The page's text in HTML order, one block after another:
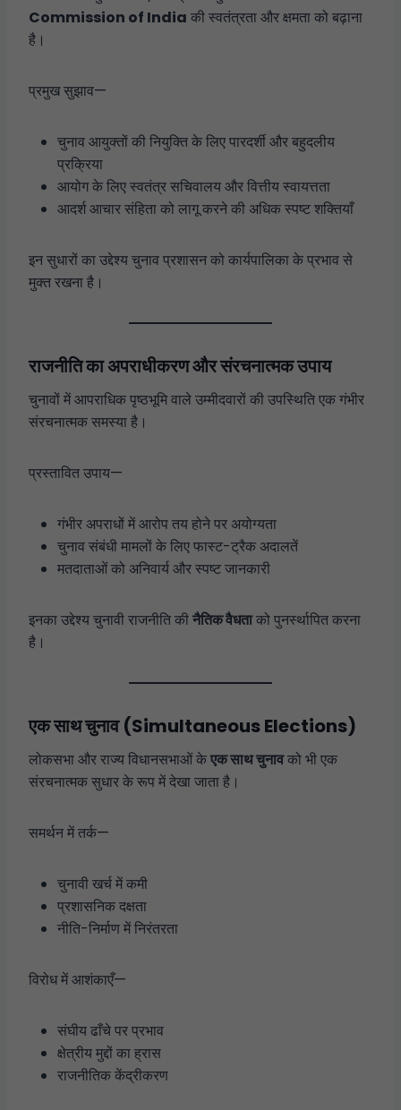
Commission of India की स्वतंत्रता और क्षमता को बढ़ाना
है।
प्रमुख सुझाव—
चुनाव आयुक्तों की नियुक्ति के लिए पारदर्शी और बहुदलीय
प्रक्रिया
आयोग के लिए स्वतंत्र सचिवालय और वित्तीय स्वायत्तता
आदर्श आचार संहिता को लागू करने की अधिक स्पष्ट शक्तियाँ
इन सुधारों का उद्देश्य चुनाव प्रशासन को कार्यपालिका के प्रभाव से
मुक्त रखना है।
राजनीति का अपराधीकरण और संरचनात्मक उपाय
चुनावों में आपराधिक पृष्ठभूमि वाले उम्मीदवारों की उपस्थिति एक गंभीर
संरचनात्मक समस्या है।
प्रस्तावित उपाय—
गंभीर अपराधों में आरोप तय होने पर अयोग्यता
चुनाव संबंधी मामलों के लिए फास्ट-ट्रैक अदालतें
मतदाताओं को अनिवार्य और स्पष्ट जानकारी
इनका उद्देश्य चुनावी राजनीति कीनैतिक वैधताको पुनर्स्थापित करना
है।
एक साथ चुनाव (Simultaneous Elections)
लोकसभा और राज्य विधानसभाओं केएक साथ चुनावको भी एक
संरचनात्मक सुधार के रूप में देखा जाता है।
समर्थन में तर्क—
चुनावी खर्च में कमी
प्रशासनिक दक्षता
नीति-निर्माण में निरंतरता
विरोध में आशंकाएँ—
संघीय ढाँचे पर प्रभाव
क्षेत्रीय मुद्दों का ह्रास
राजनीतिक केंद्रीकरण